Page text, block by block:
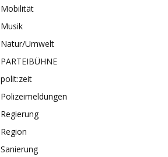
Mobilität
Musik
Natur/Umwelt
PARTEIBÜHNE
polit:zeit
Polizeimeldungen
Regierung
Region
Sanierung